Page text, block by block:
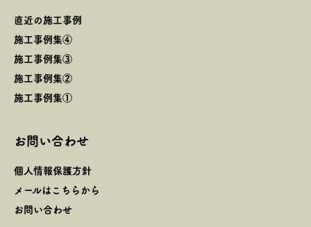
直近の施工事例
施工事例集④
施工事例集③
施工事例集②
施工事例集①
お問い合わせ
個人情報保護方針
メールはこちらから
お問い合わせ